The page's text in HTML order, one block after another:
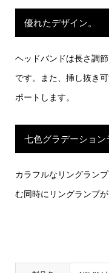
優れたデザイン。
ヘッドバンドは長さ調
です。また、挿し抜き
ポートします。
七色グラデーション
カラフルなリングラン
む同時にリングランプ